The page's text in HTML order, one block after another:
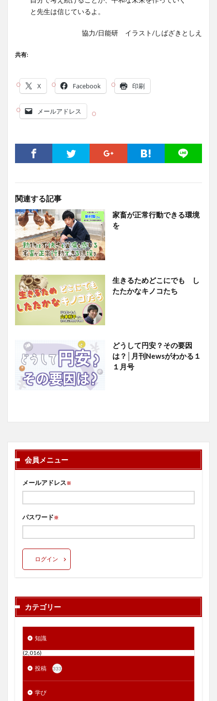
と先生は信じているよ。
協力/日能研 イラスト/しばざきとしえ
共有:
X Facebook 印刷
メールアドレス
関連する記事
家畜が正常行動できる環境
を
生きるためどこにでも し
たたかなキノコたち
どうして円安？その要因
は？│月刊Newsがわかる１
１月号
会員メニュー
メールアドレス※
パスワード※
ログイン
カテゴリー
知識
(2,016)
投稿 333
学び